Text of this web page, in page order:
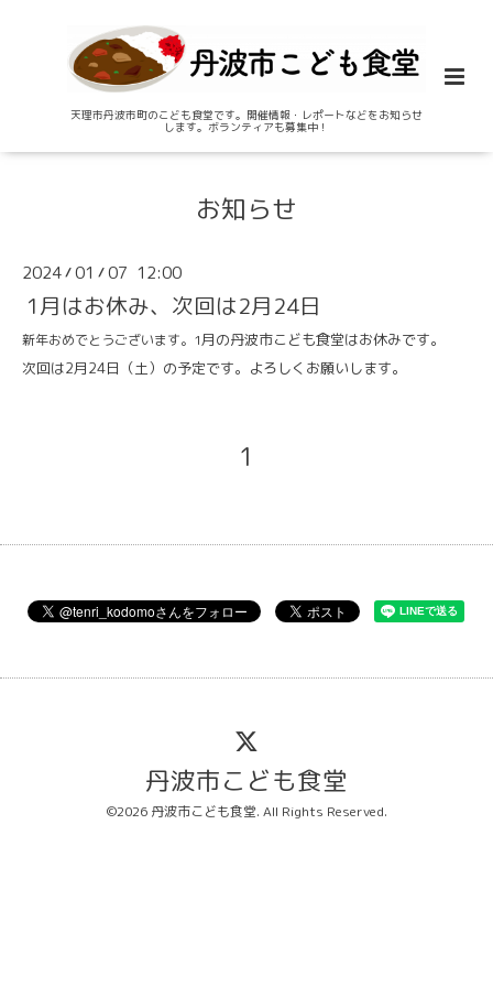
天理市丹波市町のこども食堂です。開催情報・レポートなどをお知らせ
します。ボランティアも募集中！
お知らせ
2024/01 /07 12:00
1月はお休み、次回は2月24日
新年おめでとうございます。1月の丹波市こども食堂はお休みです。
次回は2月24日（土）の予定です。よろしくお願いします。
1
丹波市こども食堂
©2026 丹波市こども食堂. All Rights Reserved.